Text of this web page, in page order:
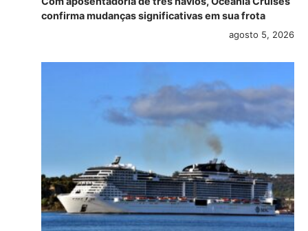
confirma mudanças significativas em sua frota
agosto 5, 2026